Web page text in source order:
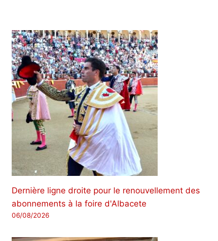
Dernière ligne droite pour le renouvellement des
abonnements à la foire d'Albacete
06/08/2026